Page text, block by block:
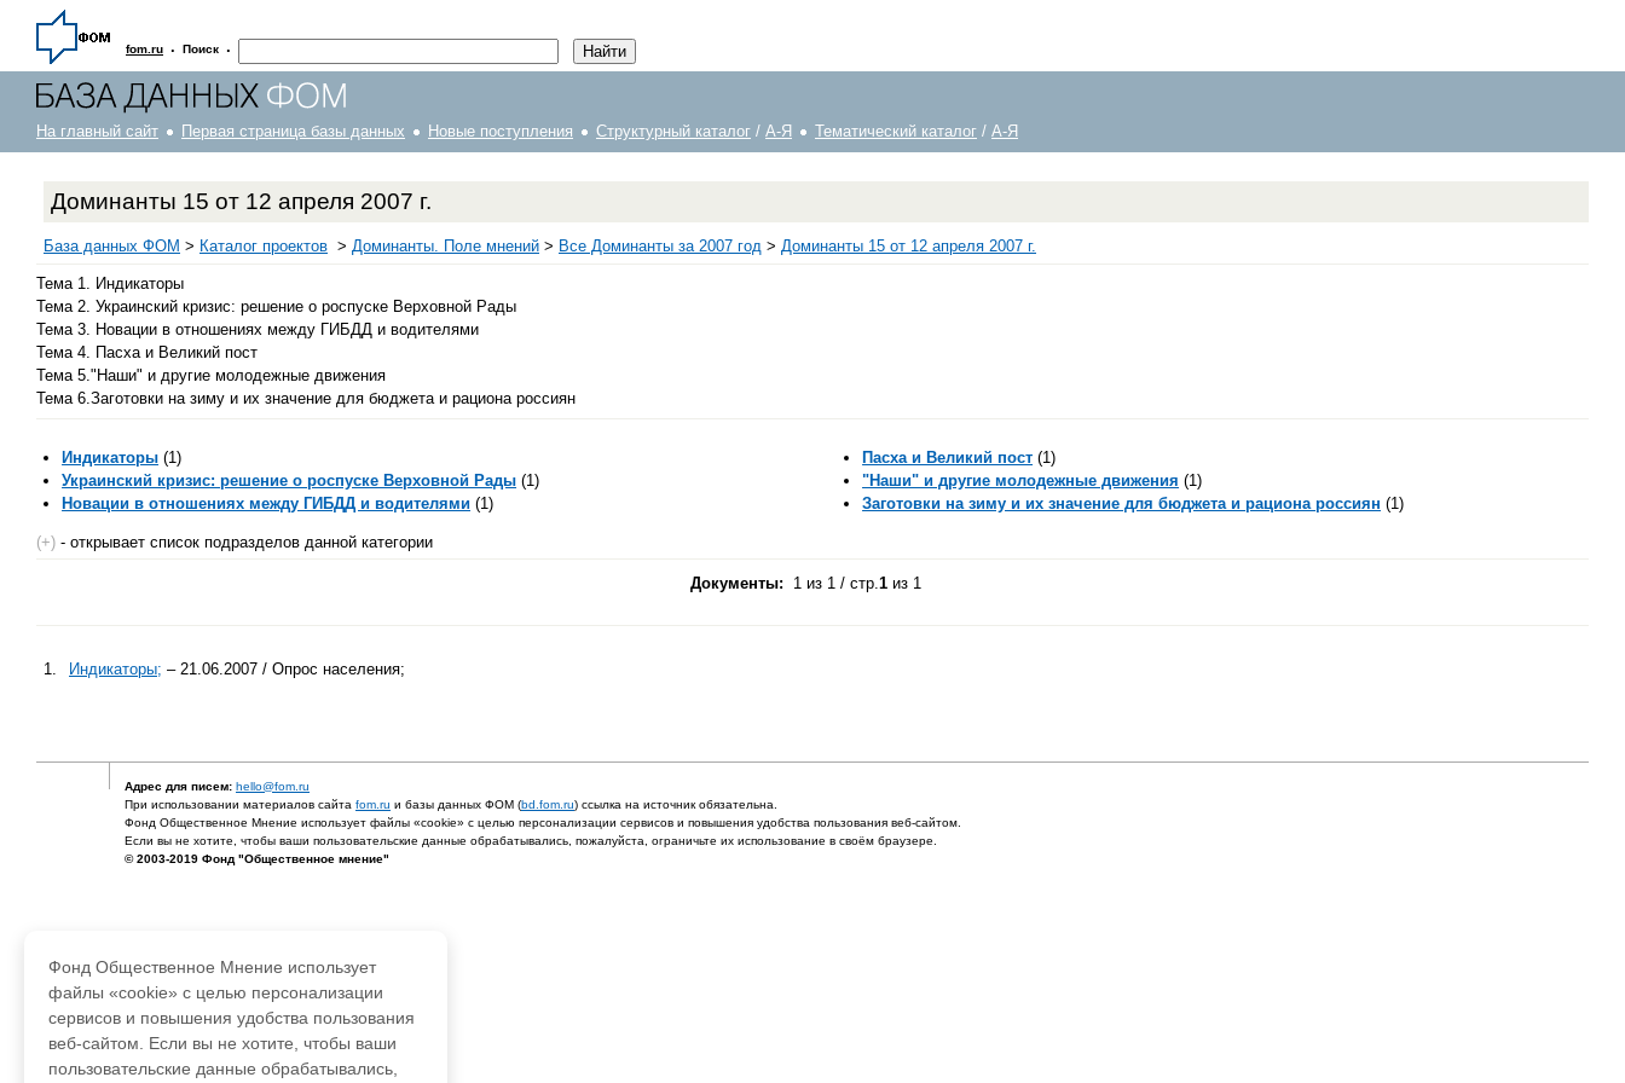
fom.ru · Поиск ·
На главный сайт Первая страница базы данных Новые поступления Структурный каталог / А-Я Тематический каталог / А-Я
Доминанты 15 от 12 апреля 2007 г.
База данных ФОМ > Каталог проектов > Доминанты. Поле мнений > Все Доминанты за 2007 год > Доминанты 15 от 12 апреля 2007 г.
Тема 1. Индикаторы
Тема 2. Украинский кризис: решение о роспуске Верховной Рады
Тема 3. Новации в отношениях между ГИБДД и водителями
Тема 4. Пасха и Великий пост
Тема 5."Наши" и другие молодежные движения
Тема 6.Заготовки на зиму и их значение для бюджета и рациона россиян
Индикаторы (1)
Украинский кризис: решение о роспуске Верховной Рады (1)
Новации в отношениях между ГИБДД и водителями (1)
Пасха и Великий пост (1)
"Наши" и другие молодежные движения (1)
Заготовки на зиму и их значение для бюджета и рациона россиян (1)
(+) - открывает список подразделов данной категории
Документы: 1 из 1 / стр.1из 1
1. Индикаторы; – 21.06.2007 / Опрос населения;
Адрес для писем: hello@fom.ru
При использовании материалов сайта fom.ru и базы данных ФОМ (bd.fom.ru) ссылка на источник обязательна.
Фонд Общественное Мнение использует файлы «cookie» с целью персонализации сервисов и повышения удобства пользования веб-сайтом.
Если вы не хотите, чтобы ваши пользовательские данные обрабатывались, пожалуйста, ограничьте их использование в своём браузере.
© 2003-2019 Фонд "Общественное мнение"
Фонд Общественное Мнение использует
файлы «cookie» с целью персонализации
сервисов и повышения удобства пользования
веб-сайтом. Если вы не хотите, чтобы ваши
пользовательские данные обрабатывались,